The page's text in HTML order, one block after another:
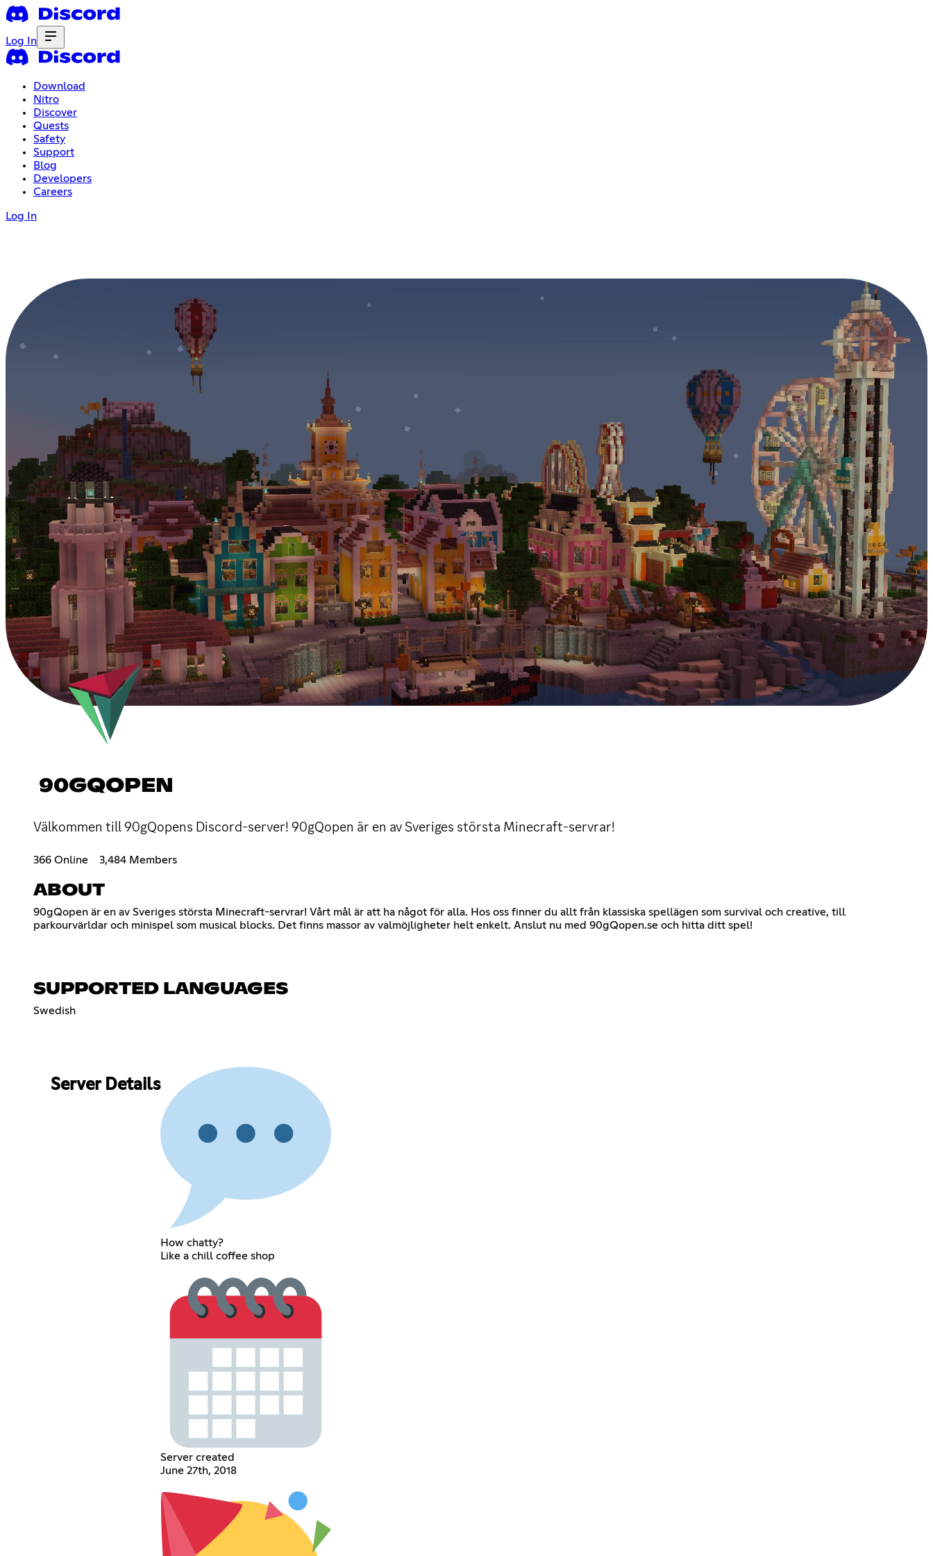
Log In
Download
Nitro
Discover
Quests
Safety
Support
Blog
Developers
Careers
Log In
90GQOPEN
Välkommen till 90gQopens Discord-server! 90gQopen är en av Sveriges största Minecraft-servrar!
366 Online 3,484 Members
ABOUT
90gQopen är en av Sveriges största Minecraft-servrar! Vårt mål är att ha något för alla. Hos oss finner du allt från klassiska spellägen som survival och creative, till
parkourvärldar och minispel som musical blocks. Det finns massor av valmöjligheter helt enkelt. Anslut nu med 90gQopen.se och hitta ditt spel!
SUPPORTED LANGUAGES
Swedish
Server Details
How chatty?
Like a chill coffee shop
Server created
June 27th, 2018